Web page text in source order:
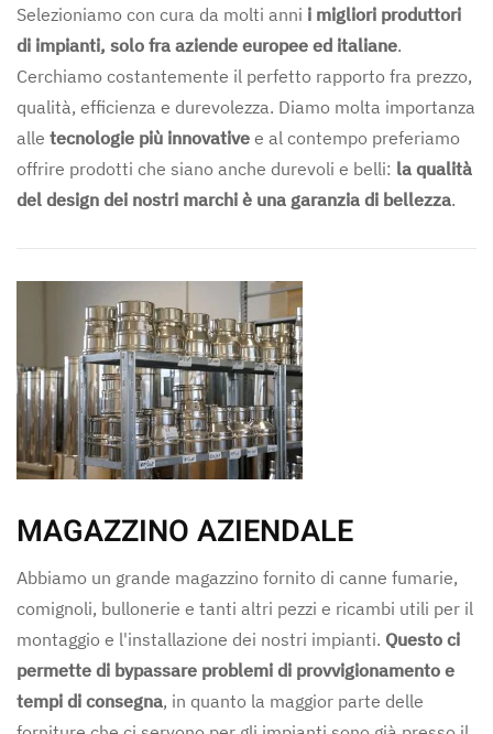
Selezioniamo con cura da molti anni i migliori produttori
di impianti, solo fra aziende europee ed italiane.
Cerchiamo costantemente il perfetto rapporto fra prezzo,
qualità, efficienza e durevolezza. Diamo molta importanza
alle tecnologie più innovative e al contempo preferiamo
offrire prodotti che siano anche durevoli e belli: la qualità
del design dei nostri marchi è una garanzia di bellezza.
MAGAZZINO AZIENDALE
Abbiamo un grande magazzino fornito di canne fumarie,
comignoli, bullonerie e tanti altri pezzi e ricambi utili per il
montaggio e l'installazione dei nostri impianti. Questo ci
permette di bypassare problemi di provvigionamento e
tempi di consegna, in quanto la maggior parte delle